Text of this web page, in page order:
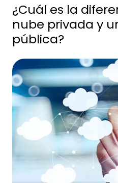
¿Cuál es la
nube privada y
pública?